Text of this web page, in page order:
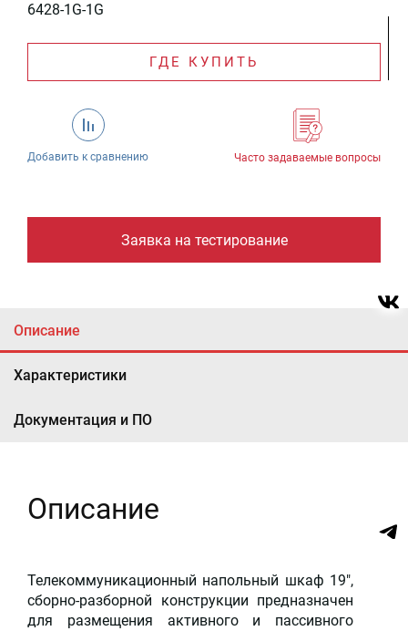
6428-1G-1G
ГДЕ КУПИТЬ
Добавить к сравнению Часто задаваемые вопросы
Заявка на тестирование
Описание
Характеристики
Документация и ПО
Описание
Телекоммуникационный напольный шкаф 19",
сборно-разборной конструкции предназначен
для размещения активного и пассивного